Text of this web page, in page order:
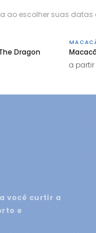
ao escolher suas datas
Dragon
a partir
você curtir a
e